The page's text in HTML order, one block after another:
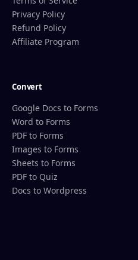
Privacy Policy
Refund Policy
Affiliate Program
Convert
Google Docs to Forms
Word to Forms
PDF to Forms
Images to Forms
Sheets to Forms
PDF to Quiz
Docs to Wordpress